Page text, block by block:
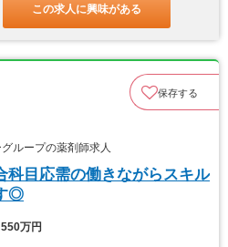
この求人に興味がある
保存する
ループの薬剤師求人
科目応需の働きながらスキル
◎
万円